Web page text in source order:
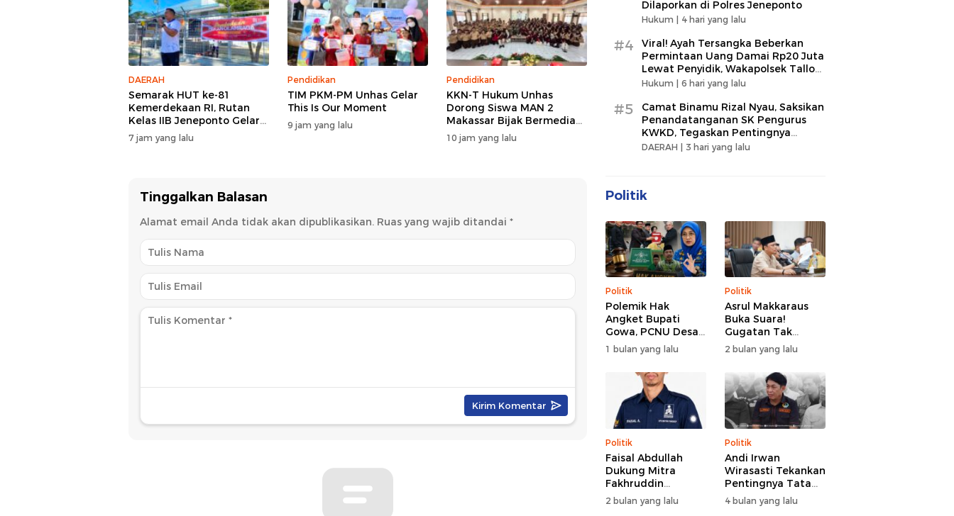
DAERAH
Semarak HUT ke-81
Kemerdekaan RI, Rutan
Kelas IIB Jeneponto Gelar
Upacara Pembukaan
Pekan Olahraga
7 jam yang lalu
Pendidikan
TIM PKM-PM Unhas Gelar
This Is Our Moment
9 jam yang lalu
Pendidikan
KKN-T Hukum Unhas
Dorong Siswa MAN 2
Makassar Bijak Bermedia
Sosial
10 jam yang lalu
Tinggalkan Balasan
Alamat email Anda tidak akan dipublikasikan. Ruas yang wajib ditandai *
Dilaporkan di Polres Jeneponto
Hukum | 4 hari yang lalu
#4
Viral! Ayah Tersangka Beberkan
Permintaan Uang Damai Rp20 Juta
Lewat Penyidik, Wakapolsek Tallo
Klarifikasi Soal Terima Uang Rp3
Hukum | 6 hari yang lalu
#5
Camat Binamu Rizal Nyau, Saksikan
Penandatanganan SK Pengurus
KWKD, Tegaskan Pentingnya
Kolaborasi Sosial
DAERAH | 3 hari yang lalu
Politik
Politik
Polemik Hak
Angket Bupati
Gowa, PCNU Desak
DPRD Buka Fakta
Transparan
1 bulan yang lalu
Politik
Asrul Makkaraus
Buka Suara!
Gugatan Tak
Hentikan Hak
Angket DPRD
2 bulan yang lalu
Politik
Faisal Abdullah
Dukung Mitra
Fakhruddin
Nahkodai BM PAN
Periode 2026-2031
2 bulan yang lalu
Politik
Andi Irwan
Wirasasti Tekankan
Pentingnya Tata
Kelola Terintegrasi
Sektor Peternakan
4 bulan yang lalu